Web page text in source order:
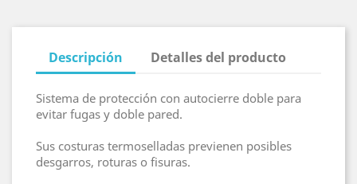
Descripción Detalles del producto
Sistema de protección con autocierre doble para
evitar fugas y doble pared.
Sus costuras termoselladas previenen posibles
desgarros, roturas o fisuras.